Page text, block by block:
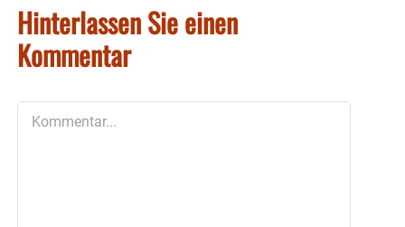
Hinterlassen Sie einen
Kommentar